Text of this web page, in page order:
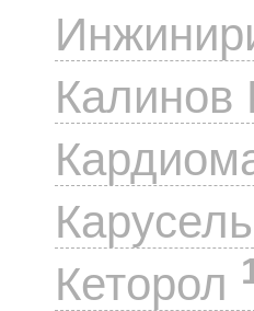
Калинов
Карусель
Кеторол